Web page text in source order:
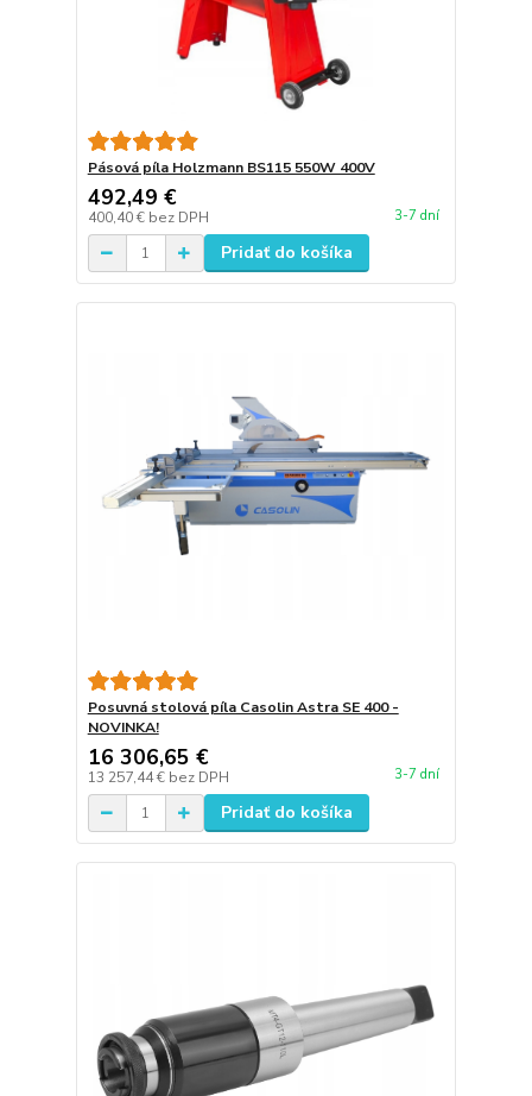
Pásová píla Holzmann BS115 550W 400V
492,49 €
400,40 € bez DPH 3-7 dní
Pridať do košíka
Posuvná stolová píla Casolin Astra SE 400 -
NOVINKA!
16 306,65 €
13 257,44 € bez DPH 3-7 dní
Pridať do košíka